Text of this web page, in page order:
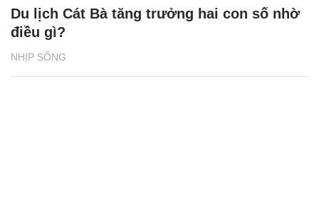
NHỊP SỐNG
Du lịch Cát Bà tăng trưởng hai con số nhờ
điều gì?